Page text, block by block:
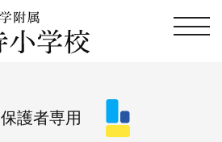
保護者専用